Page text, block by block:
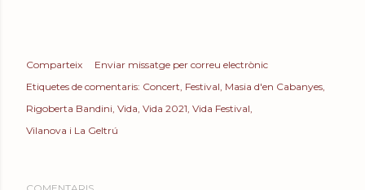
Comparteix
Enviar missatge per correu electrònic
Etiquetes de comentaris: Concert Festival Masia d'en Cabanyes
Rigoberta Bandini Vida Vida 2021 Vida Festival
Vilanova i La Geltrú